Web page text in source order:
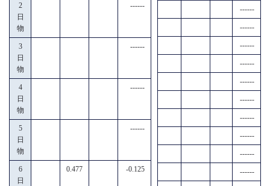
2
日
物
------
3
日
物
------
4
日
物
------
5
日
物
------
6
日
0.477 -0.125
------
------
------
------
------
------
------
------
------
------